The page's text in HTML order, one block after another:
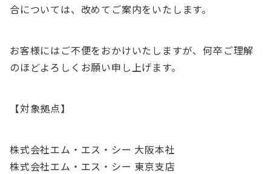
合については、改めてご案内をいたします。
お客様にはご不便をおかけいたしますが、何卒ご理解
のほどよろしくお願い申し上げます。
【対象拠点】
株式会社エム・エス・シー 大阪本社
株式会社エム・エス・シー 東京支店